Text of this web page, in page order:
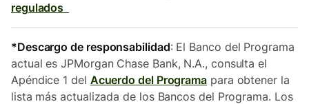
regulados
*Descargo de responsabilidad: El Banco del Programa
actual es JPMorgan Chase Bank, N.A., consulta el
Apéndice 1 del Acuerdo del Programa para obtener la
lista más actualizada de los Bancos del Programa. Los